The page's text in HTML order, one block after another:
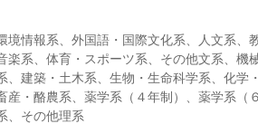
情報系、外国語・国際文化系、人文系、
系、体育・スポーツ系、その他文系、機
建築・土木系、生物・生命科学系、化学
産・酪農系、薬学系（４年制）、薬学系（
、その他理系